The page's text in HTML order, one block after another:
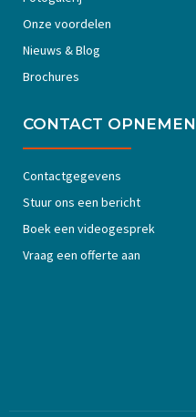
Onze voordelen
Nieuws & Blog
Brochures
CONTACT OPNEMEN
Contactgegevens
Stuur ons een bericht
Boek een videogesprek
Vraag een offerte aan